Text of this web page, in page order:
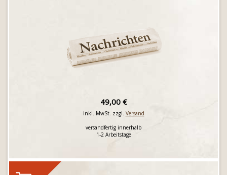
49,00 €
inkl. MwSt. zzgl. Versand
versandfertig innerhalb
1-2 Arbeitstage